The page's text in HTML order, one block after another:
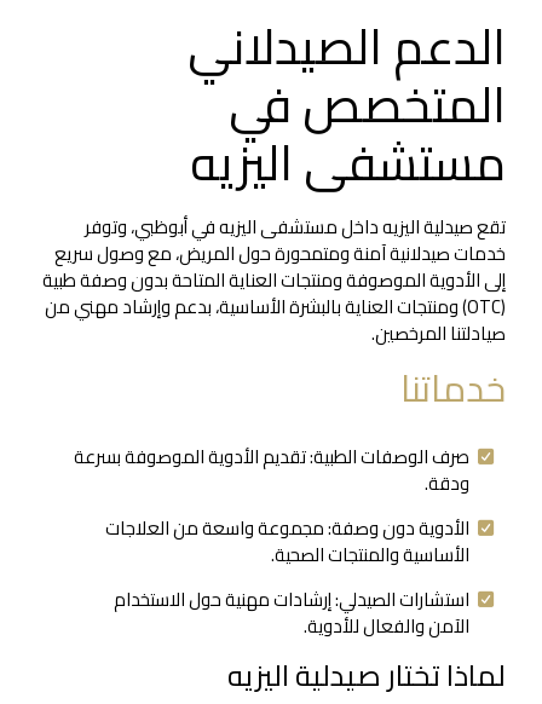
الدعم الصيدلاني
المتخصص في
مستشفى اليزيه
تقع صيدلية اليزيه داخل مستشفى اليزيه في أبوظبي، وتوفر
خدمات صيدلانية آمنة ومتمحورة حول المريض، مع وصول سريع
إلى الأدوية الموصوفة ومنتجات العناية المتاحة بدون وصفة طبية
(OTC) ومنتجات العناية بالبشرة الأساسية، بدعم وإرشاد مهني من
صيادلتنا المرخصين.
خدماتنا
صرف الوصفات الطبية: تقديم الأدوية الموصوفة بسرعة
ودقة.
الأدوية دون وصفة: مجموعة واسعة من العلاجات
الأساسية والمنتجات الصحية.
استشارات الصيدلي: إرشادات مهنية حول الاستخدام
الآمن والفعال للأدوية.
لماذا تختار صيدلية اليزيه